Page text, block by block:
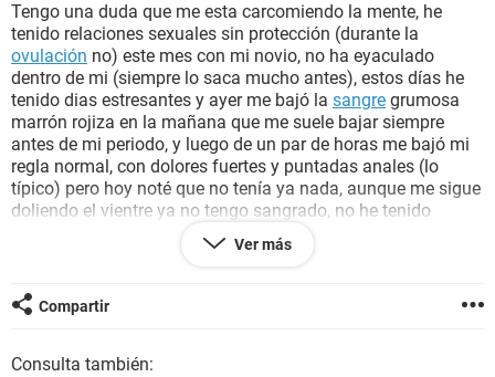
BIENESTAR
SEXUALIDAD
GLOSARIO
Tengo una duda que me esta carcomiendo la mente, he
tenido relaciones sexuales sin protección (durante la
ovulación no) este mes con mi novio, no ha eyaculado
dentro de mi (siempre lo saca mucho antes), estos días he
tenido dias estresantes y ayer me bajó la sangre grumosa
marrón rojiza en la mañana que me suele bajar siempre
antes de mi periodo, y luego de un par de horas me bajó mi
regla normal, con dolores fuertes y puntadas anales (lo
típico) pero hoy noté que no tenía ya nada, aunque me sigue
doliendo el vientre ya no tengo sangrado, no he tenido
embarazo y mi
PD: suelo tomar
después de la ovulación ya que
suelo ser muy irregular (mis
periodos.
Ver más
Compartir
Consulta también: